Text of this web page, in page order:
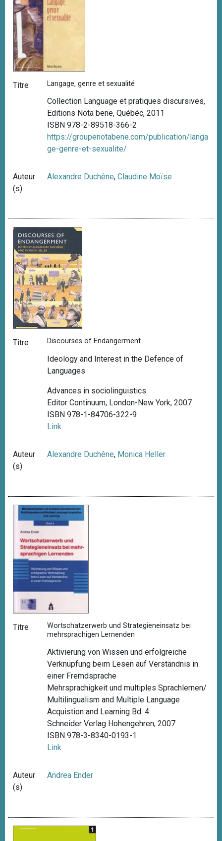
Titre Langage, genre et sexualité
Collection Language et pratiques discursives,
Editions Nota bene, Québéc, 2011
ISBN 978-2-89518-366-2
https://groupenotabene.com/publication/langa
ge-genre-et-sexualite/
Auteur
(s)
Alexandre Duchêne,Claudine Moïse
Titre Discourses of Endangerment
Ideology and Interest in the Defence of
Languages
Advances in sociolinguistics
Editor Continuum, London-New York, 2007
ISBN 978-1-84706-322-9
Link
Auteur
(s)
Alexandre Duchêne, Monica Heller
Titre
Wortschatzerwerb und Strategieneinsatz bei
mehrsprachigen Lernenden
Aktivierung von Wissen und erfolgreiche
Verknüpfung beim Lesen auf Verständnis in
einer Fremdsprache
Mehrsprachigkeit und multiples Sprachlernen/
Multilingualism and Multiple Language
Acquistion and Learning Bd. 4
Schneider Verlag Hohengehren, 2007
ISBN 978-3-8340-0193-1
Link
Auteur
(s)
Andrea Ender